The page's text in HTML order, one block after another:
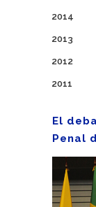
2014
2013
2012
2011
El
Penal